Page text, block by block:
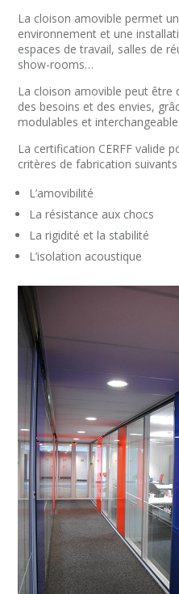
La cloison amovible permet
environnement et une
espaces de travail, salles de
show-rooms…
La cloison amovible peut être
des besoins et des envies,
modulables et
La certification CERFF valide
critères de fabrication suivants
L’amovibilité
La résistance aux chocs
La rigidité et la stabilité
L’isolation acoustique